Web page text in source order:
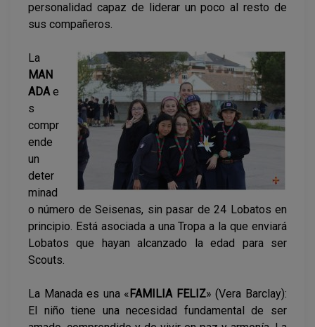
personalidad capaz de liderar un poco al resto de
sus compañeros.
La
MAN
ADAe
s
compr
ende
un
deter
minad
o número de Seisenas, sin pasar de 24 Lobatos en
principio. Está asociada a una Tropa a la que enviará
Lobatos que hayan alcanzado la edad para ser
Scouts.
La Manada es una « FAMILIA FELIZ» (Vera Barclay):
El niño tiene una necesidad fundamental de ser